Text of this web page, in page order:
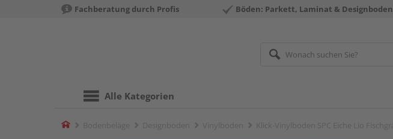
Fachberatung durch Profis Böden: Parkett, Laminat & Designboden
Alle Kategorien
Home